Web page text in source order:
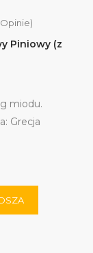
Opinie)
Piniowy (z
miodu.
Grecja